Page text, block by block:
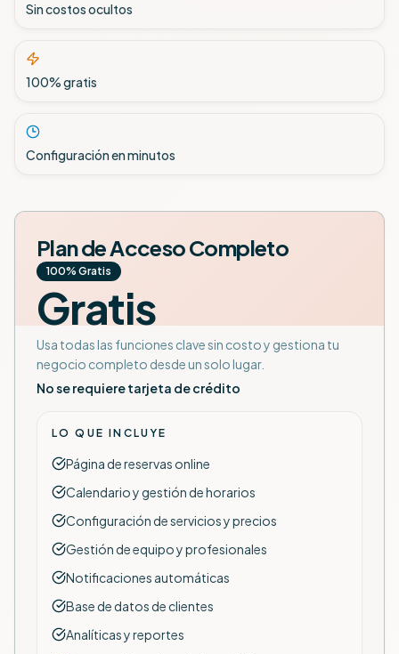
Sin costos ocultos
100% gratis
Configuración en minutos
Plan de Acceso Completo
100% Gratis
Gratis
Usa todas las funciones clave sin costo y gestiona tu
negocio completo desde un solo lugar.
No se requiere tarjeta de crédito
LO QUE INCLUYE
Página de reservas online
Calendario y gestión de horarios
Configuración de servicios y precios
Gestión de equipo y profesionales
Notificaciones automáticas
Base de datos de clientes
Analíticas y reportes